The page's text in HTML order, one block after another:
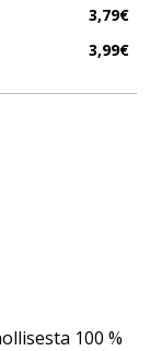
3,79€
3,99€
100 %